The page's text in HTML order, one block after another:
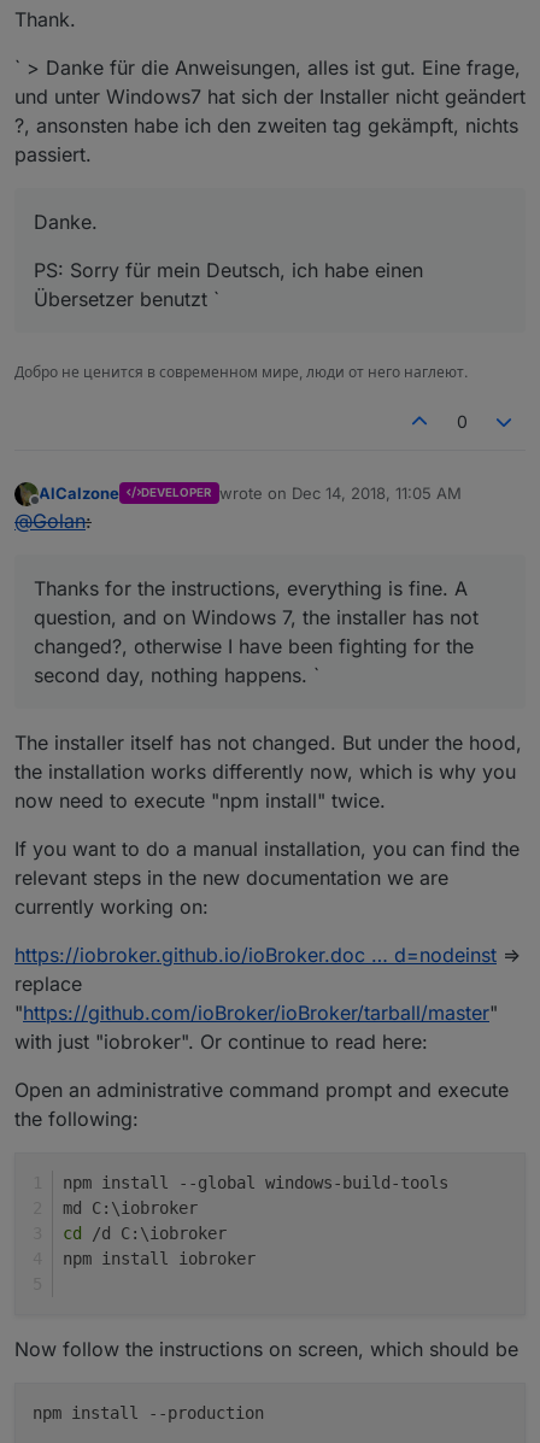
Thank.
` > Danke für die Anweisungen, alles ist gut. Eine frage,
und unter Windows7 hat sich der Installer nicht geändert
?, ansonsten habe ich den zweiten tag gekämpft, nichts
passiert.
Danke.
PS: Sorry für mein Deutsch, ich habe einen
Übersetzer benutzt `
Добро не ценится в современном мире, люди от него наглеют.
0
Offline
AlCalzone DEVELOPER wrote on Dec 14, 2018, 11:05 AM
last edited by
@Golan:
Thanks for the instructions, everything is fine. A
question, and on Windows 7, the installer has not
changed?, otherwise I have been fighting for the
second day, nothing happens. `
The installer itself has not changed. But under the hood,
the installation works differently now, which is why you
now need to execute "npm install" twice.
If you want to do a manual installation, you can find the
relevant steps in the new documentation we are
currently working on:
https://iobroker.github.io/ioBroker.doc … d=nodeinst =>
replace
"https://github.com/ioBroker/ioBroker/tarball/master"
with just "iobroker". Or continue to read here:
Open an administrative command prompt and execute
the following:
npm install --global windows-build-tools
md C:\iobroker
cd /d C:\iobroker
npm install iobroker
Now follow the instructions on screen, which should be
npm install --production